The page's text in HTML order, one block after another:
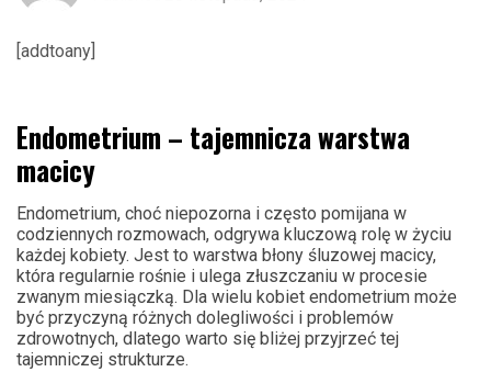
[addtoany]
Endometrium – tajemnicza warstwa
macicy
Endometrium, choć niepozorna i często pomijana w
codziennych rozmowach, odgrywa kluczową rolę w życiu
każdej kobiety. Jest to warstwa błony śluzowej macicy,
która regularnie rośnie i ulega złuszczaniu w procesie
zwanym miesiączką. Dla wielu kobiet endometrium może
być przyczyną różnych dolegliwości i problemów
zdrowotnych, dlatego warto się bliżej przyjrzeć tej
tajemniczej strukturze.